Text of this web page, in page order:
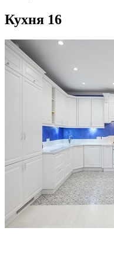
Кухня 16